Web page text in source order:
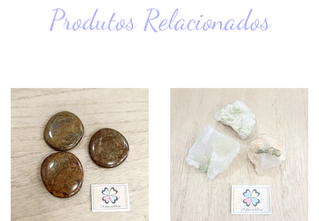
Produtos Relacionados